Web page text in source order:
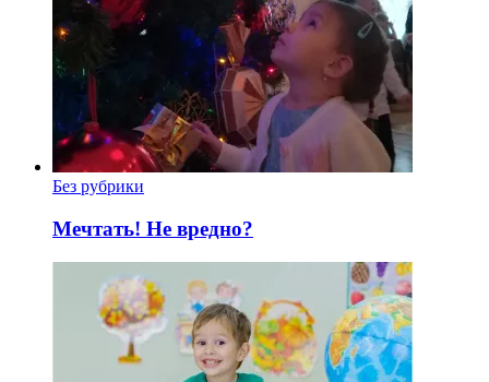
Без рубрики
Мечтать! Не вредно?